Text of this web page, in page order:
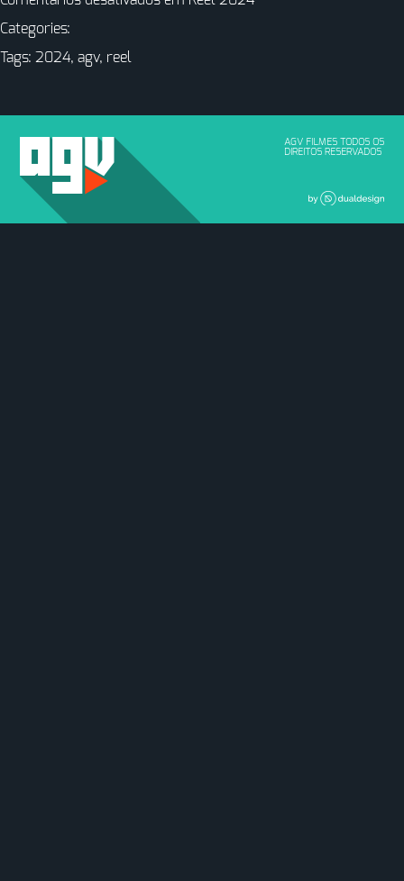
Categories:
Tags: 2024, agv, reel
AGV FILMES TODOS OS
DIREITOS RESERVADOS